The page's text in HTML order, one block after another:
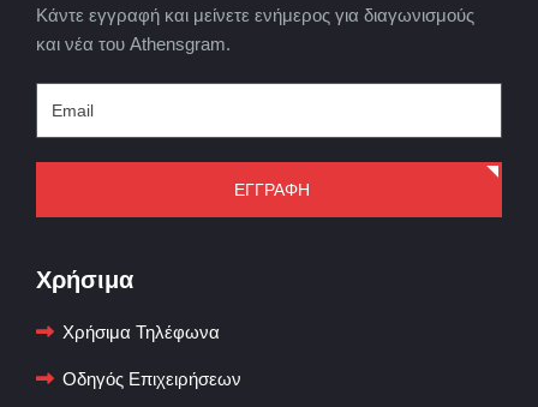
Κάντε εγγραφή και μείνετε ενήμερος για διαγωνισμούς
και νέα του Athensgram.
ΕΓΓΡΑΦΗ
Χρήσιμα
Χρήσιμα Τηλέφωνα
Οδηγός Επιχειρήσεων